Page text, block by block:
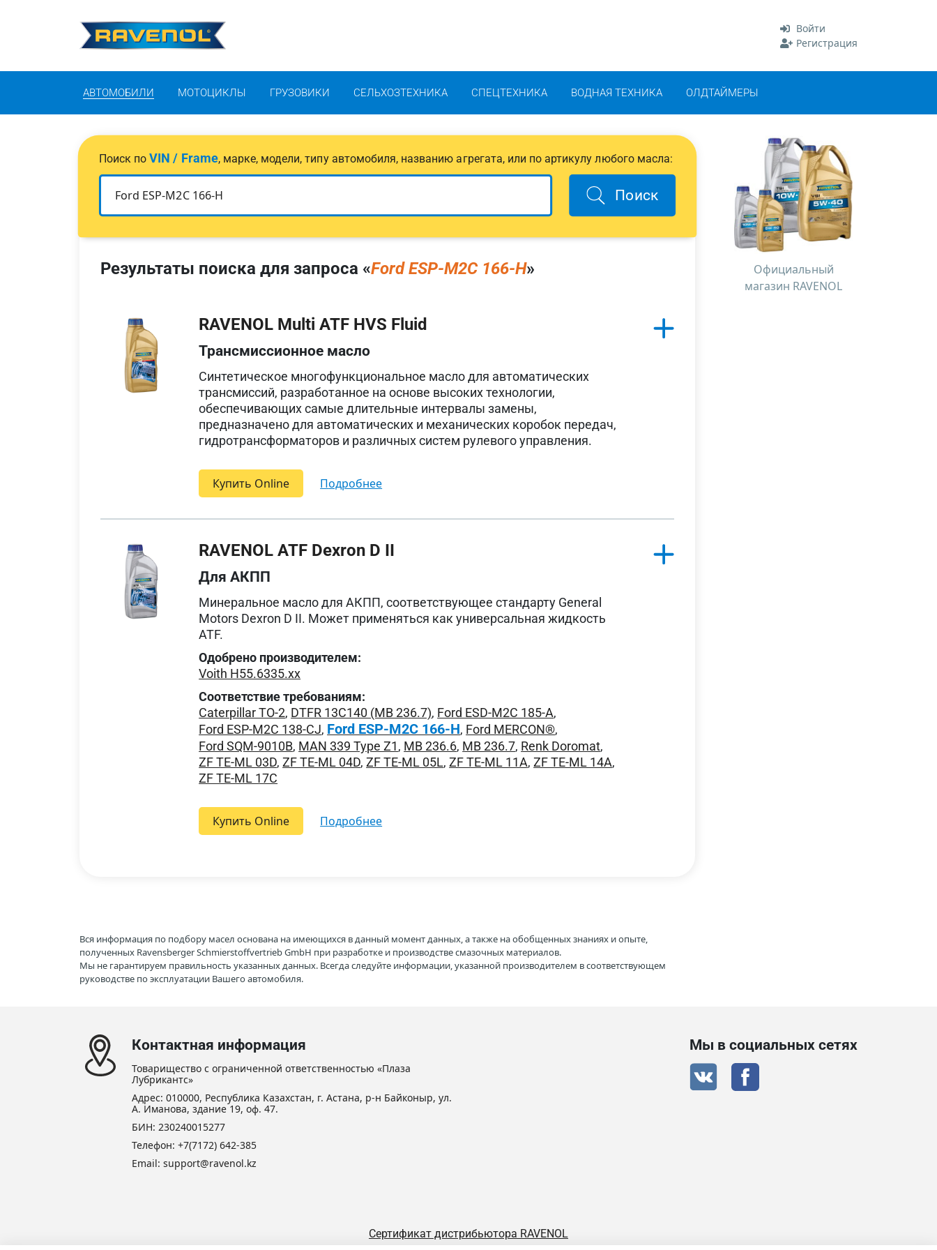
Войти
Регистрация
АВТОМОБИЛИ МОТОЦИКЛЫ ГРУЗОВИКИ СЕЛЬХОЗТЕХНИКА СПЕЦТЕХНИКА ВОДНАЯ ТЕХНИКА ОЛДТАЙМЕРЫ
Поиск поVIN / Frame, марке, модели, типу автомобиля, названию агрегата, или по артикулу любого масла:
Поиск
Результаты поиска для запроса «Ford ESP-M2C 166-H»
RAVENOL Multi ATF HVS Fluid
Трансмиссионное масло
Синтетическое многофункциональное масло для автоматических
трансмиссий, разработанное на основе высоких технологии,
обеспечивающих самые длительные интервалы замены,
предназначено для автоматических и механических коробок передач,
гидротрансформаторов и различных систем рулевого управления.
Купить Online подробнее
RAVENOL ATF Dexron D II
Для АКПП
Минеральное масло для АКПП, соответствующее стандарту General
Motors Dexron D II. Может применяться как универсальная жидкость
ATF.
Одобрено производителем:
Voith H55.6335.xx
Соответствие требованиям:
Caterpillar TO-2, DTFR 13C140 (MB 236.7), Ford ESD-M2C 185-A,
Ford ESP-M2C 138-CJ, Ford ESP-M2C 166-H, Ford MERCON®,
Ford SQM-9010B, MAN 339 Type Z1, MB 236.6, MB 236.7, Renk Doromat,
ZF TE-ML 03D,ZF TE-ML 04D,ZF TE-ML 05L,ZF TE-ML 11A,ZF TE-ML 14A,
ZF TE-ML 17C
Купить Online подробнее
Официальный
магазин RAVENOL
Вся информация по подбору масел основана на имеющихся в данный момент данных, а также на обобщенных знаниях и опыте,
полученных Ravensberger Schmierstoffvertrieb GmbH при разработке и производстве смазочных материалов.
Мы не гарантируем правильность указанных данных. Всегда следуйте информации, указанной производителем в соответствующем
руководстве по эксплуатации Вашего автомобиля.
Контактная информация
Товарищество с ограниченной ответственностью «Плаза
Лубрикантс»
Адрес: 010000, Республика Казахстан, г. Астана, р-н Байконыр, ул.
А. Иманова, здание 19, оф. 47.
БИН: 230240015277
Телефон: +7(7172) 642-385
Email: support@ravenol.kz
Мы в социальных сетях
Сертификат дистрибьютора RAVENOL